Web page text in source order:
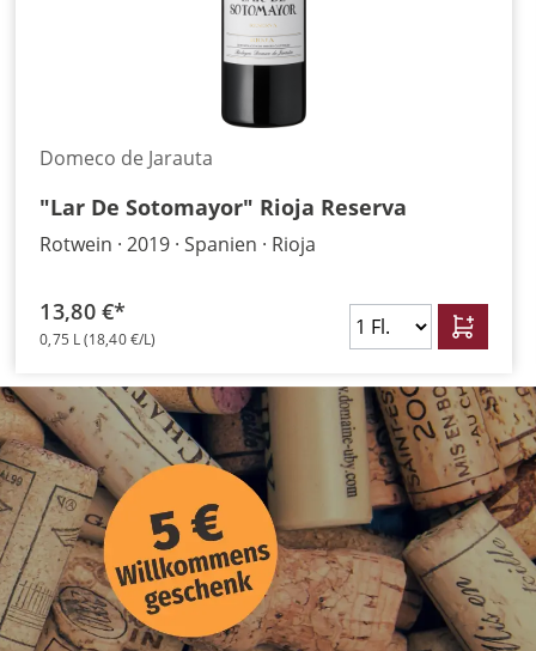
Domeco de Jarauta
"Lar De Sotomayor" Rioja Reserva
Rotwein 2019 Spanien Rioja
13,80 €*
0,75 L(18,40 €/L)